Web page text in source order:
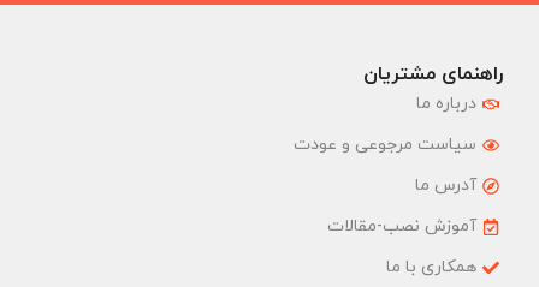
راهنمای مشتریان
درباره ما
سیاست مرجوعی و عودت
آدرس ما
آموزش نصب-مقالات
همکاری با ما